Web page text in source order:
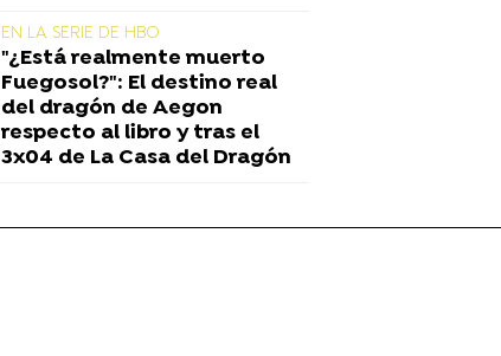
EN LA SERIE DE HBO
"¿Está realmente muerto
Fuegosol?": El destino real
del dragón de Aegon
respecto al libro y tras el
3x04 de La Casa del Dragón